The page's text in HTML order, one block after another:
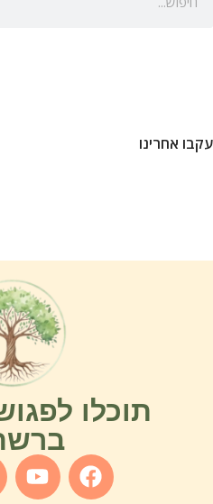
עקבו אחרינו
תוכלו